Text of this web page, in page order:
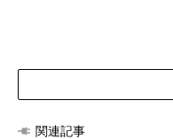
関連記事